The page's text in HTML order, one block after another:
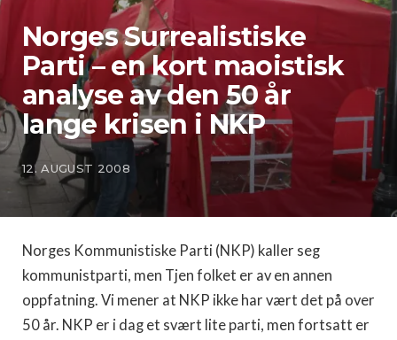
Norges Surrealistiske
Parti – en kort maoistisk
analyse av den 50 år
lange krisen i NKP
12. AUGUST 2008
Norges Kommunistiske Parti (NKP) kaller seg
kommunistparti, men Tjen folket er av en annen
oppfatning. Vi mener at NKP ikke har vært det på over
50 år. NKP er i dag et svært lite parti, men fortsatt er